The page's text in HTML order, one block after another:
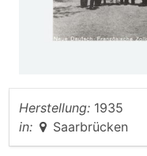
Herstellung: 1935
in:
Saarbrücken